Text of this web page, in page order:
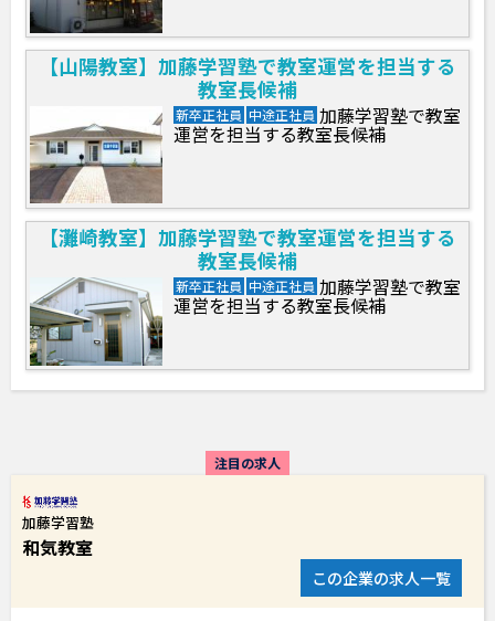
【山陽教室】加藤学習塾で教室運営を担当する
教室長候補
新卒正社員 中途正社員 加藤学習塾で教室
運営を担当する教室長候補
【灘崎教室】加藤学習塾で教室運営を担当する
教室長候補
新卒正社員 中途正社員 加藤学習塾で教室
運営を担当する教室長候補
注目の求人
加藤学習塾
和気教室
この企業の求人一覧